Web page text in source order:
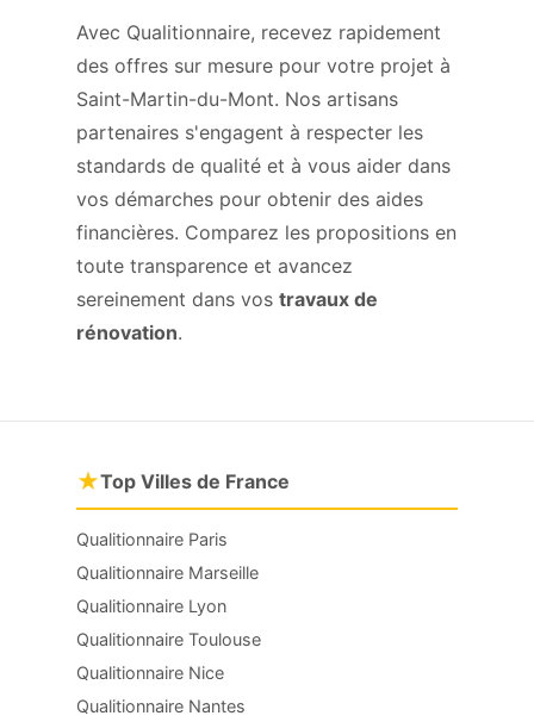
Avec Qualitionnaire, recevez rapidement
des offres sur mesure pour votre projet à
Saint-Martin-du-Mont. Nos artisans
partenaires s'engagent à respecter les
standards de qualité et à vous aider dans
vos démarches pour obtenir des aides
financières. Comparez les propositions en
toute transparence et avancez
sereinement dans vos travaux de
rénovation.
★Top Villes de France
Qualitionnaire Paris
Qualitionnaire Marseille
Qualitionnaire Lyon
Qualitionnaire Toulouse
Qualitionnaire Nice
Qualitionnaire Nantes